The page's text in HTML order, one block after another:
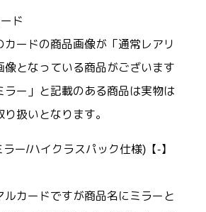
ド
カードの商品画像が「通常レアリ
像となっている商品がございます
ラー」と記載のある商品は実物は
扱いとなります。
ー/ハイクラスパック仕様)【-】
ルカードですが商品名にミラーと